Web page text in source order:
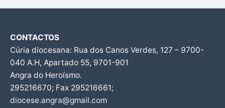
CONTACTOS
Cúria diocesana: Rua dos Canos Verdes, 127 – 9700-
040 A.H, Apartado 55, 9701-901
Angra do Heroísmo.
295216670; Fax 295216661;
diocese.angra@gmail.com